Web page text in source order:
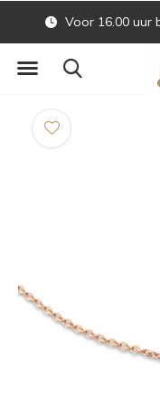
Voor 16.00 uur